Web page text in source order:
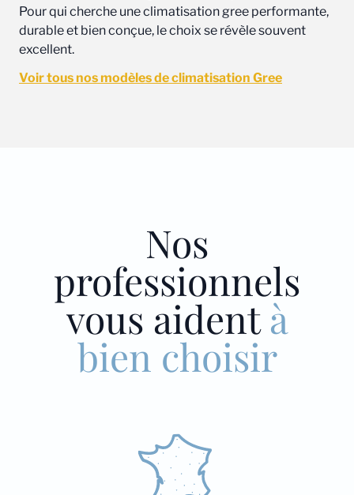
Pour qui cherche une climatisation gree performante,
durable et bien conçue, le choix se révèle souvent
excellent.
Voir tous nos modèles de climatisation Gree
Nos
professionnels
vous aidentà
bien choisir